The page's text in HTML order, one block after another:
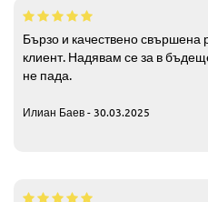
Бързо и качествено свършена
клиент. Надявам се за в
не пада.
Илиан Баев - 30.03.2025